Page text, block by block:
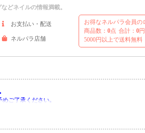
どネイルの情報満載。
お支払い・配送
ネルパラ店舗
お得なネルパラ会員
商品数： 0点 合計： 0円
5000円以上で送料無料
めご了承ください｡